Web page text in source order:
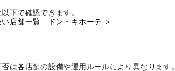
下で確認できます。
店舗一覧｜ドン・キホーテ ＞
は各店舗の設備や運用ルールにより異なります。